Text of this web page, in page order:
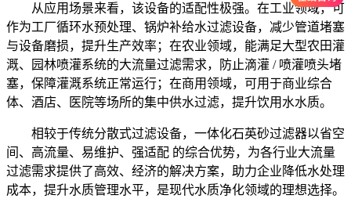
从应用场景来看，该设备的适配性极强。在工业领域，可
作为工厂循环水预处理、锅炉补给水过滤设备，减少管道堵塞
与设备磨损，提升生产效率；在农业领域，能满足大型农田灌
溉、园林喷灌系统的大流量过滤需求，防止滴灌 / 喷灌喷头堵
塞，保障灌溉系统正常运行；在商用领域，可用于商业综合
体、酒店、医院等场所的集中供水过滤，提升饮用水水质。
相较于传统分散式过滤设备，一体化石英砂过滤器以省空
间、高流量、易维护、强适配 的综合优势，为各行业大流量
过滤需求提供了高效、经济的解决方案，助力企业降低水处理
成本，提升水质管理水平，是现代水质净化领域的理想选择。